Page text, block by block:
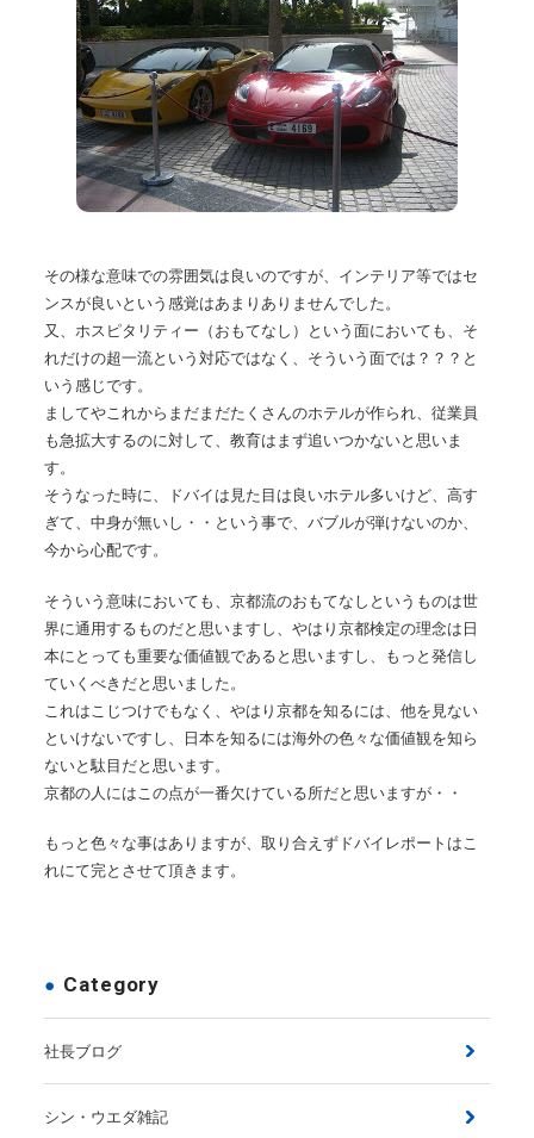
その様な意味での雰囲気は良いのですが、インテリア等ではセ
ンスが良いという感覚はあまりありませんでした。
又、ホスピタリティー（おもてなし）という面においても、そ
れだけの超一流という対応ではなく、そういう面では？？？と
いう感じです。
ましてやこれからまだまだたくさんのホテルが作られ、従業員
も急拡大するのに対して、教育はまず追いつかないと思いま
す。
そうなった時に、ドバイは見た目は良いホテル多いけど、高す
ぎて、中身が無いし・・という事で、バブルが弾けないのか、
今から心配です。
そういう意味においても、京都流のおもてなしというものは世
界に通用するものだと思いますし、やはり京都検定の理念は日
本にとっても重要な価値観であると思いますし、もっと発信し
ていくべきだと思いました。
これはこじつけでもなく、やはり京都を知るには、他を見ない
といけないですし、日本を知るには海外の色々な価値観を知ら
ないと駄目だと思います。
京都の人にはこの点が一番欠けている所だと思いますが・・
もっと色々な事はありますが、取り合えずドバイレポートはこ
れにて完とさせて頂きます。
Category
社長ブログ
シン・ウエダ雑記